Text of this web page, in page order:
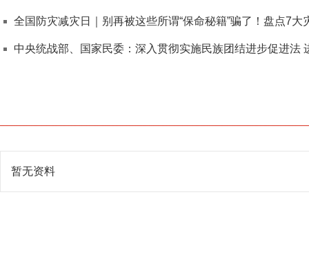
全国防灾减灾日｜别再被这些所谓“保命秘籍”骗了！盘点7
中央统战部、国家民委：深入贯彻实施民族团结进步促进法
暂无资料